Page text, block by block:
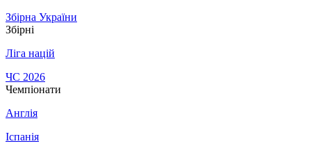
Збірна України
Збірні
Ліга націй
ЧС 2026
Чемпіонати
Англія
Іспанія